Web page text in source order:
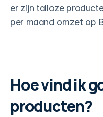
Vind unieke
Ranking
Volg je product
Meldingen
er zijn talloze
per maand omzet op
Hoe vind ik
producten?